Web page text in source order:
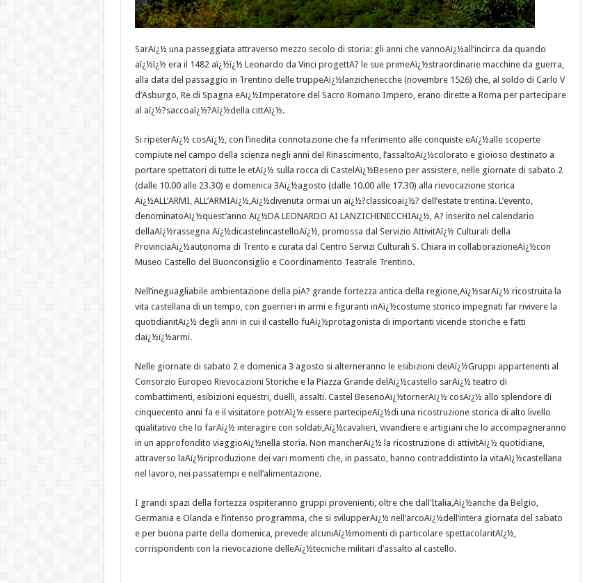
SarAï¿½ una passeggiata attraverso mezzo secolo di storia: gli anni che vannoAï¿½all’incirca da quando
aï¿½ï¿½ era il 1482 aï¿½ï¿½ Leonardo da Vinci progettA? le sue primeAï¿½straordinarie macchine da guerra,
alla data del passaggio in Trentino delle truppeAï¿½lanzichenecche (novembre 1526) che, al soldo di Carlo V
d’Asburgo, Re di Spagna eAï¿½Imperatore del Sacro Romano Impero, erano dirette a Roma per partecipare
al aï¿½?saccoaï¿½?Aï¿½della cittAï¿½.
Si ripeterAï¿½ cosAï¿½, con l’inedita connotazione che fa riferimento alle conquiste eAï¿½alle scoperte
compiute nel campo della scienza negli anni del Rinascimento, l’assaltoAï¿½colorato e gioioso destinato a
portare spettatori di tutte le etAï¿½ sulla rocca di CastelAï¿½Beseno per assistere, nelle giornate di sabato 2
(dalle 10.00 alle 23.30) e domenica 3Aï¿½agosto (dalle 10.00 alle 17.30) alla rievocazione storica
Aï¿½ALL’ARMI, ALL’ARMIAï¿½,Aï¿½divenuta ormai un aï¿½?classicoaï¿½? dell’estate trentina. L’evento,
denominatoAï¿½quest’anno Aï¿½DA LEONARDO AI LANZICHENECCHIAï¿½, A? inserito nel calendario
dellaAï¿½rassegna Aï¿½dicastelincastelloAï¿½, promossa dal Servizio AttivitAï¿½ Culturali della
ProvinciaAï¿½autonoma di Trento e curata dal Centro Servizi Culturali S. Chiara in collaborazioneAï¿½con
Museo Castello del Buonconsiglio e Coordinamento Teatrale Trentino.
Nell’ineguagliabile ambientazione della piA? grande fortezza antica della regione,Aï¿½sarAï¿½ ricostruita la
vita castellana di un tempo, con guerrieri in armi e figuranti inAï¿½costume storico impegnati far rivivere la
quotidianitAï¿½ degli anni in cui il castello fuAï¿½protagonista di importanti vicende storiche e fatti
daï¿½ï¿½armi.
Nelle giornate di sabato 2 e domenica 3 agosto si alterneranno le esibizioni deiAï¿½Gruppi appartenenti al
Consorzio Europeo Rievocazioni Storiche e la Piazza Grande delAï¿½castello sarAï¿½ teatro di
combattimenti, esibizioni equestri, duelli, assalti. Castel BesenoAï¿½tornerAï¿½ cosAï¿½ allo splendore di
cinquecento anni fa e il visitatore potrAï¿½ essere partecipeAï¿½di una ricostruzione storica di alto livello
qualitativo che lo farAï¿½ interagire con soldati,Aï¿½cavalieri, vivandiere e artigiani che lo accompagneranno
in un approfondito viaggioAï¿½nella storia. Non mancherAï¿½ la ricostruzione di attivitAï¿½ quotidiane,
attraverso laAï¿½riproduzione dei vari momenti che, in passato, hanno contraddistinto la vitaAï¿½castellana
nel lavoro, nei passatempi e nell’alimentazione.
I grandi spazi della fortezza ospiteranno gruppi provenienti, oltre che dall’Italia,Aï¿½anche da Belgio,
Germania e Olanda e l’intenso programma, che si svilupperAï¿½ nell’arcoAï¿½dell’intera giornata del sabato
e per buona parte della domenica, prevede alcuniAï¿½momenti di particolare spettacolaritAï¿½,
corrispondenti con la rievocazione delleAï¿½tecniche militari d’assalto al castello.